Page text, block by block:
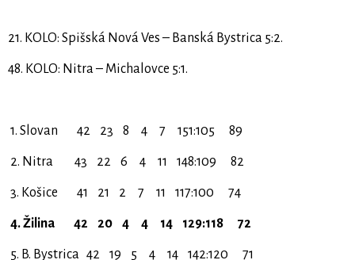
21. KOLO: Spišská Nová Ves – Banská Bystrica 5:2.
48. KOLO: Nitra – Michalovce 5:1.
1. Slovan 42 23 8 4 7 151:105 89
2. Nitra 43 22 6 4 11 148:109 82
3. Košice 41 21 2 7 11 117:100 74
4. Žilina 42 20 4 4 14 129:118 72
5. B. Bystrica 42 19 5 4 14 142:120 71